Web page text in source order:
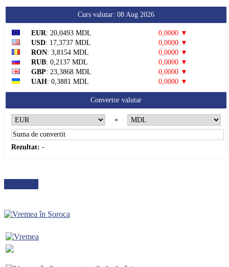
Curs valutar: 08 Aug 2026
EUR: 20,0493 MDL
0,0000 ▼
USD: 17,3737 MDL
0,0000 ▼
RON: 3,8154 MDL
0,0000 ▼
RUB: 0,2137 MDL
0,0000 ▼
GBP: 23,3868 MDL
0,0000 ▼
UAH: 0,3881 MDL 0,0000 ▼
Convertor valutar
»
Rezultat: -